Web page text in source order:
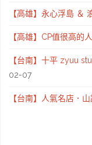
【高雄】永心浮島 ＆
【高雄】CP值很高的
【台南】十平 zyuu
02-07
【台南】人氣名店．